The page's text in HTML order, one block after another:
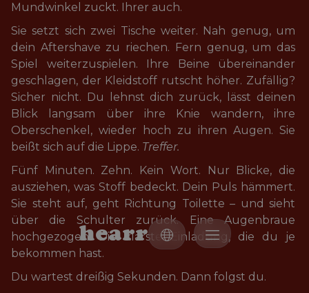
hearr
Mundwinkel zuckt. Ihrer auch.
Sie setzt sich zwei Tische weiter. Nah genug, um
dein Aftershave zu riechen. Fern genug, um das
Spiel weiterzuspielen. Ihre Beine übereinander
geschlagen, der Kleidstoff rutscht höher. Zufällig?
Sicher nicht. Du lehnst dich zurück, lässt deinen
Blick langsam über ihre Knie wandern, ihre
Oberschenkel, wieder hoch zu ihren Augen. Sie
beißt sich auf die Lippe. Treffer.
Fünf Minuten. Zehn. Kein Wort. Nur Blicke, die
ausziehen, was Stoff bedeckt. Dein Puls hämmert.
Sie steht auf, geht Richtung Toilette – und sieht
über die Schulter zurück. Eine Augenbraue
hochgezogen. Die klarste Einladung, die du je
bekommen hast.
Du wartest dreißig Sekunden. Dann folgst du.